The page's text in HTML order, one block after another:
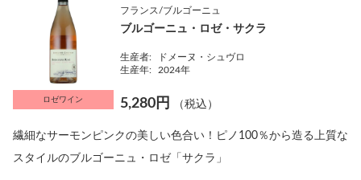
ロゼワイン
フランス/ブルゴーニュ
ブルゴーニュ・ロゼ・サクラ
生産者:
ドメーヌ・シュヴロ
生産年:
2024年
5,280円 （税込）
繊細なサーモンピンクの美しい色合い！ピノ100％から造る上質な
スタイルのブルゴーニュ・ロゼ「サクラ」